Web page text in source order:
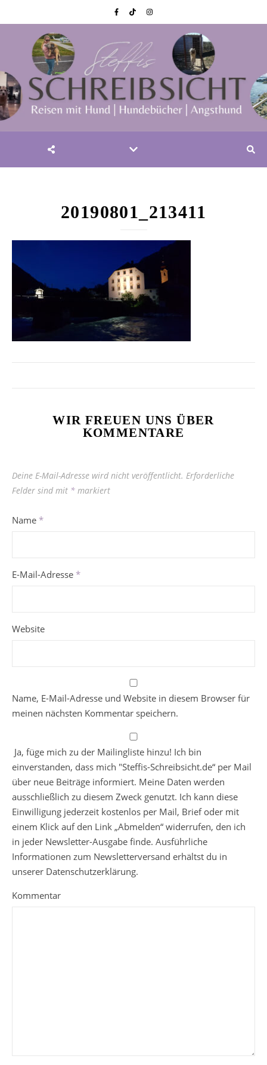
20190801_213411
WIR FREUEN UNS ÜBER
KOMMENTARE
Deine E-Mail-Adresse wird nicht veröffentlicht. Erforderliche
Felder sind mit * markiert
Name *
E-Mail-Adresse *
Website
Name, E-Mail-Adresse und Website in diesem Browser für
meinen nächsten Kommentar speichern.
Ja, füge mich zu der Mailingliste hinzu! Ich bin
einverstanden, dass mich "Steffis-Schreibsicht.de“ per Mail
über neue Beiträge informiert. Meine Daten werden
ausschließlich zu diesem Zweck genutzt. Ich kann diese
Einwilligung jederzeit kostenlos per Mail, Brief oder mit
einem Klick auf den Link „Abmelden“ widerrufen, den ich
in jeder Newsletter-Ausgabe finde. Ausführliche
Informationen zum Newsletterversand erhältst du in
unserer Datenschutzerklärung.
Kommentar